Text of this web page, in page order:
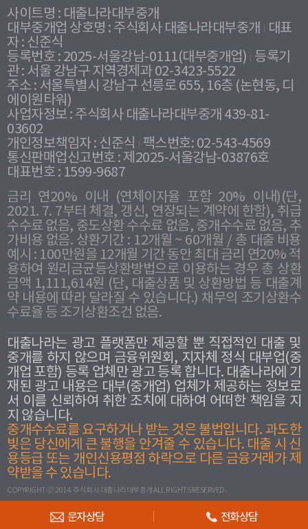
문자상담 전화상담
사이트명 : 대출나라대부중개
대부중개업 상호명 : 주식회사 대출나라대부중개
대표
자 : 신준식
등록번호 : 2025-서울강남-0111(대부중개업) 등록기
관 : 서울 강남구 지역경제과 02-3423-5522
주소 : 서울특별시 강남구 선릉로 655, 16층 (논현동, 디
에이원타워)
사업자정보 : 주식회사 대출나라대부중개 439-81-
03602
개인정보책임자 : 신준식
팩스번호: 02-543-4569
통신판매업신고번호 : 제2025-서울강남-03876호
대표번호 : 1599-9687
금리 연20% 이내 (연체이자율 포함 20% 이내)(단,
2021. 7. 7부터 체결, 갱신, 연장되는 계약에 한함), 취급
수수료 없음, 중도상환 수수료 없음, 중개수수료 없음, 추
가비용 없음. 상환기간 : 12개월 ~ 60개월 / 총 대출 비용
예시 : 100만원을 12개월 기간 동안 최대 금리 연20% 적
용하여 원리금균등상환방법으로 이용하는 경우 총 상환
금액 1,111,614원 (단, 대출상품 및 상환방법 등 대출계
약 내용에 따라 달라질 수 있습니다.) 채무의 조기상환수
수료율 등 조기상환조건 없음.
대출나라는 광고 플랫폼만 제공할 뿐 직접적인 대출 및
중개를 하지 않으며 금융위원회, 지자체 정식 대부업(중
개업 포함) 등록 업체만 광고 등록 합니다. 대출나라에 기
재된 광고 내용은 대부(중개업) 업체가 제공하는 정보로
서 이를 신뢰하여 취한 조치에 대하여 어떠한 책임을 지
지 않습니다.
중개수수료를 요구하거나 받는 것은 불법입니다. 과도한
빛은 당신에게 큰 불행을 안겨줄 수 있습니다. 대출 시 신
용등급 또는 개인신용평점 하락으로 다른 금융거래가 제
약받을 수 있습니다.
COPYRIGHT ⓒ 2014. 주식회사 대출나라대부중개 ALL RIGHTS RESERVED.